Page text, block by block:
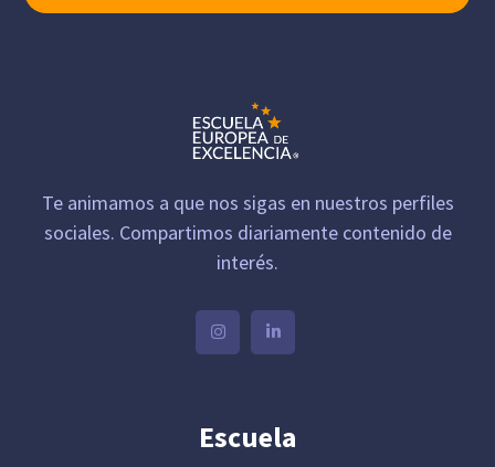
Te animamos a que nos sigas en nuestros perfiles
sociales. Compartimos diariamente contenido de
interés.
Escuela